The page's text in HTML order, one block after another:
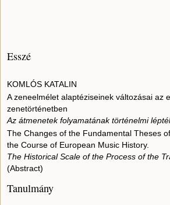
Esszé
KOMLÓS KATALIN
A zeneelmélet alaptéziseinek változásai az
zenetörténetben
Az átmenetek folyamatának történelmi
The Changes of the Fundamental Theses
the Course of European Music History.
The Historical Scale of the Process of the
(Abstract)
Tanulmány